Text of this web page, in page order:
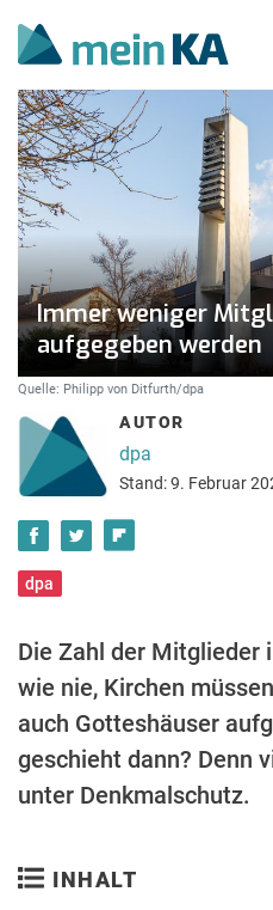
Immer weniger
aufgegeben werden
Quelle: Philipp von Ditfurth/dpa
AUTOR
dpa
Stand: 9. Februar
dpa
Die Zahl der Mitglieder
wie nie, Kirchen
auch Gotteshäuser
geschieht dann? Denn
unter Denkmalschutz.
INHALT